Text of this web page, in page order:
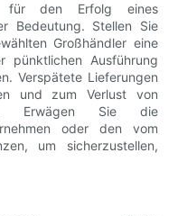
für den Erfolg eines
Bedeutung. Stellen Sie
Großhändler eine
pünktlichen Ausführung
Verspätete Lieferungen
und zum Verlust von
Erwägen Sie die
oder den vom
um sicherzustellen,